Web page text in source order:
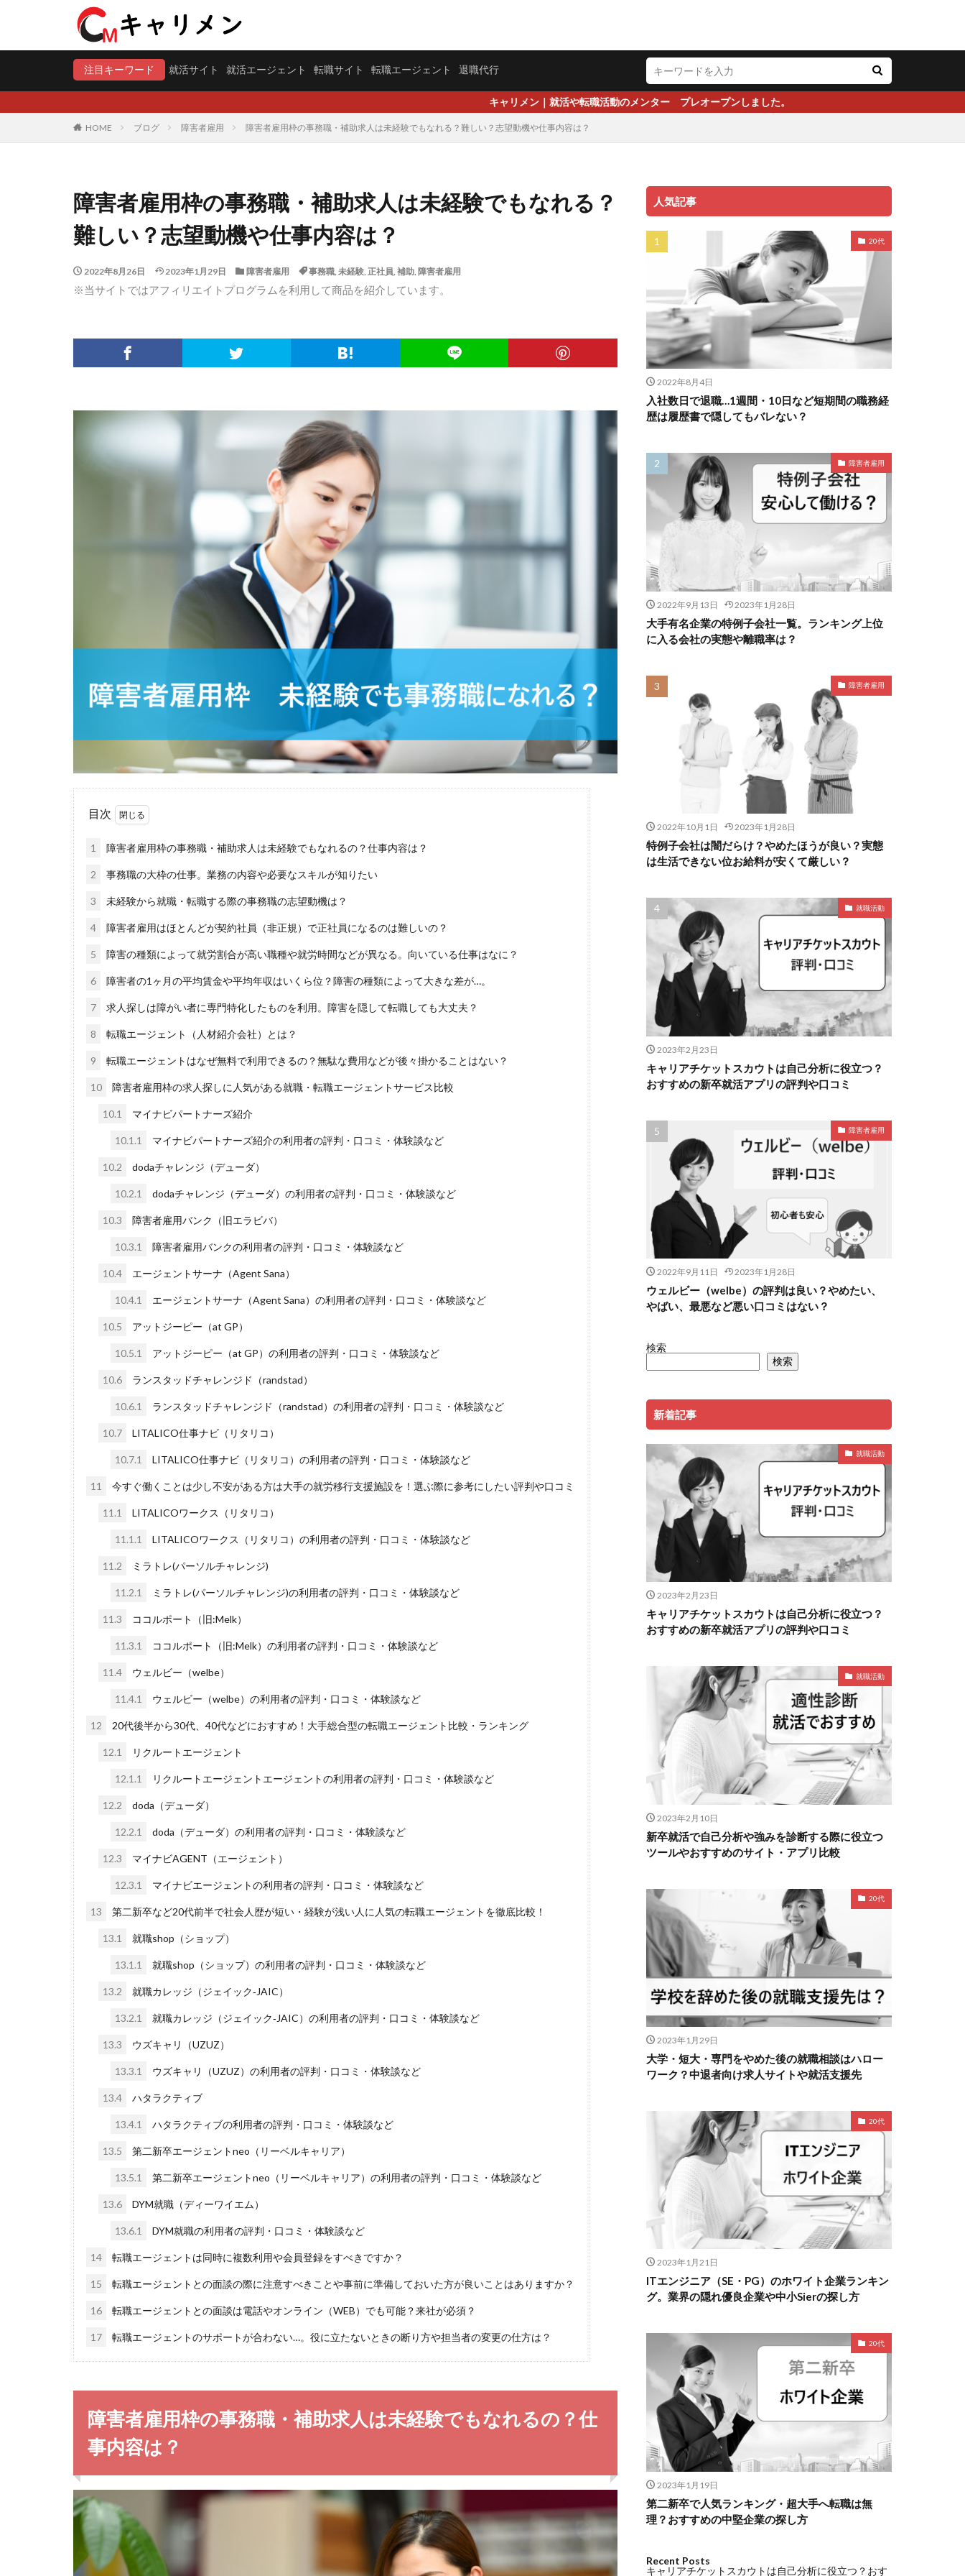
注目キーワード 就活サイト 就活エージェント 転職サイト 転職エージェント 退職代行
キャリメン｜就活や転職活動のメンター プレオープンしました。
HOME ブログ 障害者雇用 障害者雇用枠の事務職・補助求人は未経験でもなれる？難しい？志望動機や仕事内容は？
障害者雇用枠の事務職・補助求人は未経験でもなれる？
難しい？志望動機や仕事内容は？
2022年8月26日 2023年1月29日 障害者雇用 事務職, 未経験, 正社員, 補助, 障害者雇用
※当サイトではアフィリエイトプログラムを利用して商品を紹介しています。
目次
1 障害者雇用枠の事務職・補助求人は未経験でもなれるの？仕事内容は？
2 事務職の大枠の仕事。業務の内容や必要なスキルが知りたい
3 未経験から就職・転職する際の事務職の志望動機は？
4 障害者雇用はほとんどが契約社員（非正規）で正社員になるのは難しいの？
5 障害の種類によって就労割合が高い職種や就労時間などが異なる。向いている仕事はなに？
6 障害者の1ヶ月の平均賃金や平均年収はいくら位？障害の種類によって大きな差が…。
7 求人探しは障がい者に専門特化したものを利用。障害を隠して転職しても大丈夫？
8 転職エージェント（人材紹介会社）とは？
9 転職エージェントはなぜ無料で利用できるの？無駄な費用などが後々掛かることはない？
10 障害者雇用枠の求人探しに人気がある就職・転職エージェントサービス比較
10.1 マイナビパートナーズ紹介
10.1.1 マイナビパートナーズ紹介の利用者の評判・口コミ・体験談など
10.2 dodaチャレンジ（デューダ）
10.2.1 dodaチャレンジ（デューダ）の利用者の評判・口コミ・体験談など
10.3 障害者雇用バンク（旧エラビバ）
10.3.1 障害者雇用バンクの利用者の評判・口コミ・体験談など
10.4 エージェントサーナ（Agent Sana）
10.4.1 エージェントサーナ（Agent Sana）の利用者の評判・口コミ・体験談など
10.5 アットジーピー（at GP）
10.5.1 アットジーピー（at GP）の利用者の評判・口コミ・体験談など
10.6 ランスタッドチャレンジド（randstad）
10.6.1 ランスタッドチャレンジド（randstad）の利用者の評判・口コミ・体験談など
10.7 LITALICO仕事ナビ（リタリコ）
10.7.1 LITALICO仕事ナビ（リタリコ）の利用者の評判・口コミ・体験談など
11 今すぐ働くことは少し不安がある方は大手の就労移行支援施設を！選ぶ際に参考にしたい評判や口コミ
11.1 LITALICOワークス（リタリコ）
11.1.1 LITALICOワークス（リタリコ）の利用者の評判・口コミ・体験談など
11.2 ミラトレ(パーソルチャレンジ)
11.2.1 ミラトレ(パーソルチャレンジ)の利用者の評判・口コミ・体験談など
11.3 ココルポート（旧:Melk）
11.3.1 ココルポート（旧:Melk）の利用者の評判・口コミ・体験談など
11.4 ウェルビー（welbe）
11.4.1 ウェルビー（welbe）の利用者の評判・口コミ・体験談など
12 20代後半から30代、40代などにおすすめ！大手総合型の転職エージェント比較・ランキング
12.1 リクルートエージェント
12.1.1 リクルートエージェントエージェントの利用者の評判・口コミ・体験談など
12.2 doda（デューダ）
12.2.1 doda（デューダ）の利用者の評判・口コミ・体験談など
12.3 マイナビAGENT（エージェント）
12.3.1 マイナビエージェントの利用者の評判・口コミ・体験談など
13 第二新卒など20代前半で社会人歴が短い・経験が浅い人に人気の転職エージェントを徹底比較！
13.1 就職shop（ショップ）
13.1.1 就職shop（ショップ）の利用者の評判・口コミ・体験談など
13.2 就職カレッジ（ジェイック‐JAIC）
13.2.1 就職カレッジ（ジェイック‐JAIC）の利用者の評判・口コミ・体験談など
13.3 ウズキャリ（UZUZ）
13.3.1 ウズキャリ（UZUZ）の利用者の評判・口コミ・体験談など
13.4 ハタラクティブ
13.4.1 ハタラクティブの利用者の評判・口コミ・体験談など
13.5 第二新卒エージェントneo（リーベルキャリア）
13.5.1 第二新卒エージェントneo（リーベルキャリア）の利用者の評判・口コミ・体験談など
13.6 DYM就職（ディーワイエム）
13.6.1 DYM就職の利用者の評判・口コミ・体験談など
14 転職エージェントは同時に複数利用や会員登録をすべきですか？
15 転職エージェントとの面談の際に注意すべきことや事前に準備しておいた方が良いことはありますか？
16 転職エージェントとの面談は電話やオンライン（WEB）でも可能？来社が必須？
17 転職エージェントのサポートが合わない…。役に立たないときの断り方や担当者の変更の仕方は？
障害者雇用枠の事務職・補助求人は未経験でもなれるの？仕
事内容は？
人気記事
20代
2022年8月4日
入社数日で退職…1週間・10日など短期間の職務経
歴は履歴書で隠してもバレない？
障害者雇用
2022年9月13日 2023年1月28日
大手有名企業の特例子会社一覧。ランキング上位
に入る会社の実態や離職率は？
障害者雇用
2022年10月1日 2023年1月28日
特例子会社は闇だらけ？やめたほうが良い？実態
は生活できない位お給料が安くて厳しい？
就職活動
2023年2月23日
キャリアチケットスカウトは自己分析に役立つ？
おすすめの新卒就活アプリの評判や口コミ
障害者雇用
2022年9月11日 2023年1月28日
ウェルビー（welbe）の評判は良い？やめたい、
やばい、最悪など悪い口コミはない？
検索
検索
新着記事
就職活動
2023年2月23日
キャリアチケットスカウトは自己分析に役立つ？
おすすめの新卒就活アプリの評判や口コミ
就職活動
2023年2月10日
新卒就活で自己分析や強みを診断する際に役立つ
ツールやおすすめのサイト・アプリ比較
20代
2023年1月29日
大学・短大・専門をやめた後の就職相談はハロー
ワーク？中退者向け求人サイトや就活支援先
20代
2023年1月21日
ITエンジニア（SE・PG）のホワイト企業ランキン
グ。業界の隠れ優良企業や中小Sierの探し方
20代
2023年1月19日
第二新卒で人気ランキング・超大手へ転職は無
理？おすすめの中堅企業の探し方
Recent Posts
キャリアチケットスカウトは自己分析に役立つ？おす